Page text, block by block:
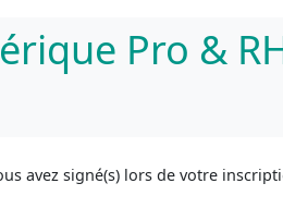
Pro &
avez signé(s) lors de votre